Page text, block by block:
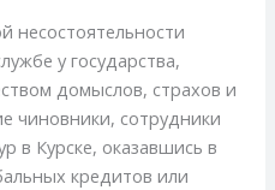
несостоятельности
у государства,
домыслов, страхов и
чиновники, сотрудники
в Курске, оказавшись в
кредитов или